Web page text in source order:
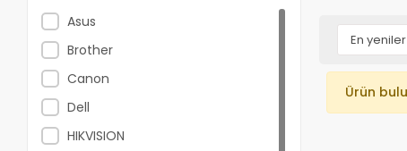
Asus
Brother
Canon
Dell
HIKVISION
Ürün